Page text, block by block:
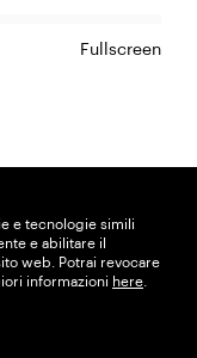
Fullscreen
e tecnologie simili
e abilitare il
web. Potrai revocare
informazioni here